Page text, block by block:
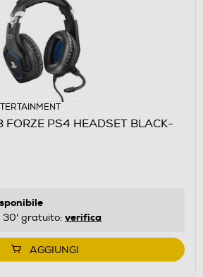
PS4 HEADSET BLACK-
30' gratuito: verifica
AGGIUNGI